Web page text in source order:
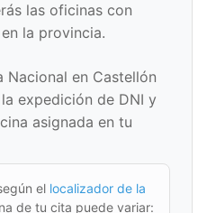
las oficinas con
la provincia.
Nacional en Castellón
expedición de DNI y
asignada en tu
el localizador de la
de tu cita puede variar: